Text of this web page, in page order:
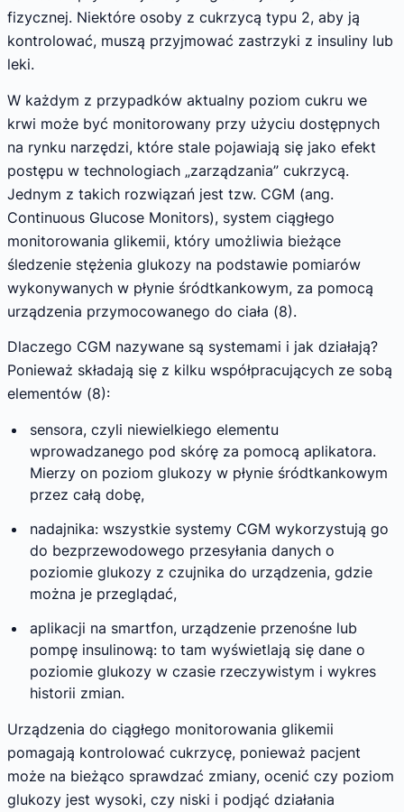
fizycznej. Niektóre osoby z cukrzycą typu 2, aby ją
kontrolować, muszą przyjmować zastrzyki z insuliny lub
leki.
W każdym z przypadków aktualny poziom cukru we
krwi może być monitorowany przy użyciu dostępnych
na rynku narzędzi, które stale pojawiają się jako efekt
postępu w technologiach „zarządzania” cukrzycą.
Jednym z takich rozwiązań jest tzw. CGM (ang.
Continuous Glucose Monitors), system ciągłego
monitorowania glikemii, który umożliwia bieżące
śledzenie stężenia glukozy na podstawie pomiarów
wykonywanych w płynie śródtkankowym, za pomocą
urządzenia przymocowanego do ciała (8).
Dlaczego CGM nazywane są systemami i jak działają?
Ponieważ składają się z kilku współpracujących ze sobą
elementów (8):
sensora, czyli niewielkiego elementu
wprowadzanego pod skórę za pomocą aplikatora.
Mierzy on poziom glukozy w płynie śródtkankowym
przez całą dobę,
nadajnika: wszystkie systemy CGM wykorzystują go
do bezprzewodowego przesyłania danych o
poziomie glukozy z czujnika do urządzenia, gdzie
można je przeglądać,
aplikacji na smartfon, urządzenie przenośne lub
pompę insulinową: to tam wyświetlają się dane o
poziomie glukozy w czasie rzeczywistym i wykres
historii zmian.
Urządzenia do ciągłego monitorowania glikemii
pomagają kontrolować cukrzycę, ponieważ pacjent
może na bieżąco sprawdzać zmiany, ocenić czy poziom
glukozy jest wysoki, czy niski i podjąć działania